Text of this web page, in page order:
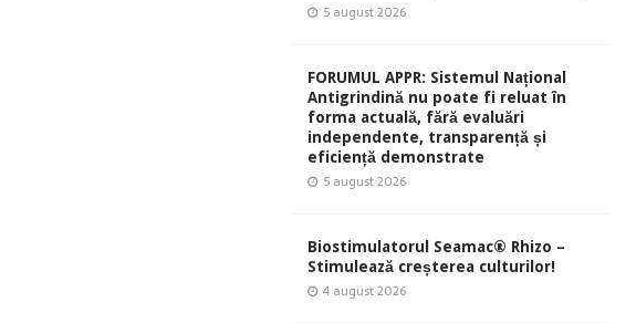
5 august 2026
FORUMUL APPR: Sistemul Național
Antigrindină nu poate fi reluat în
forma actuală, fără evaluări
independente, transparență și
eficiență demonstrate
5 august 2026
Biostimulatorul Seamac® Rhizo –
Stimulează creșterea culturilor!
4 august 2026